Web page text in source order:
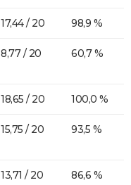
17,44 / 20 98,9 %
8,77 / 20 60,7 %
18,65 / 20 100,0 %
15,75 / 20 93,5 %
13,71 / 20 86,6 %